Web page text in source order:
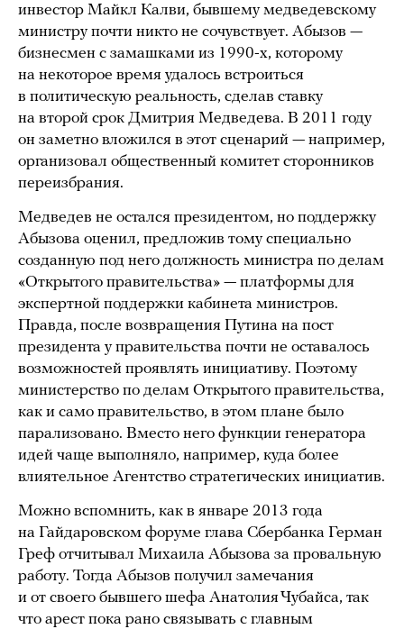
инвестор Майкл Калви, бывшему медведевскому
министру почти никто не сочувствует. Абызов —
бизнесмен с замашками из 1990-х, которому
на некоторое время удалось встроиться
в политическую реальность, сделав ставку
на второй срок Дмитрия Медведева. В 2011 году
он заметно вложился в этот сценарий — например,
организовал общественный комитет сторонников
переизбрания.
Медведев не остался президентом, но поддержку
Абызова оценил, предложив тому специально
созданную под него должность министра по делам
«Открытого правительства» — платформы для
экспертной поддержки кабинета министров.
Правда, после возвращения Путина на пост
президента у правительства почти не оставалось
возможностей проявлять инициативу. Поэтому
министерство по делам Открытого правительства,
как и само правительство, в этом плане было
парализовано. Вместо него функции генератора
идей чаще выполняло, например, куда более
влиятельное Агентство стратегических инициатив.
Можно вспомнить, как в январе 2013 года
на Гайдаровском форуме глава Сбербанка Герман
Греф отчитывал Михаила Абызова за провальную
работу. Тогда Абызов получил замечания
и от своего бывшего шефа Анатолия Чубайса, так
что арест пока рано связывать с главным